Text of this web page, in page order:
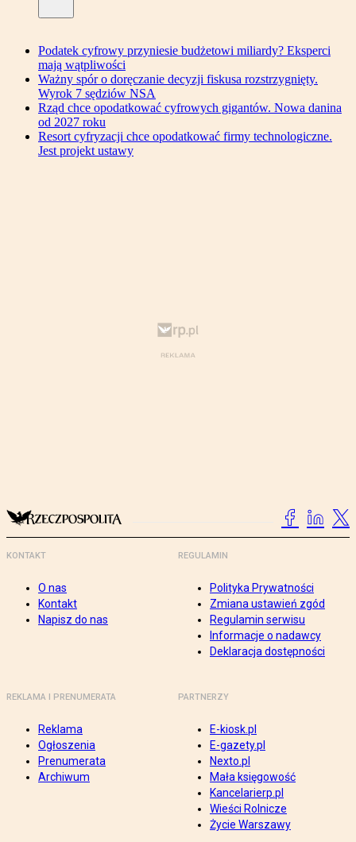
Podatek cyfrowy przyniesie budżetowi miliardy? Eksperci
mają wątpliwości
Ważny spór o doręczanie decyzji fiskusa rozstrzygnięty.
Wyrok 7 sędziów NSA
Rząd chce opodatkować cyfrowych gigantów. Nowa danina
od 2027 roku
Resort cyfryzacji chce opodatkować firmy technologiczne.
Jest projekt ustawy
KONTAKT
O nas
Kontakt
Napisz do nas
REGULAMIN
Polityka Prywatności
Zmiana ustawień zgód
Regulamin serwisu
Informacje o nadawcy
Deklaracja dostępności
REKLAMA I PRENUMERATA
Reklama
Ogłoszenia
Prenumerata
Archiwum
PARTNERZY
E-kiosk.pl
E-gazety.pl
Nexto.pl
Mała księgowość
Kancelarierp.pl
Wieści Rolnicze
Życie Warszawy